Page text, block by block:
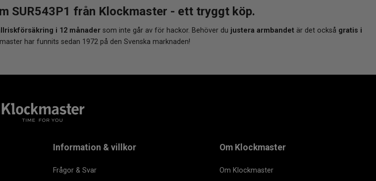
SUR543P1 från Klockmaster - ett tryggt köp.
i 12 månader som inte går av för hackor. Behöver du justera armbandet är det också gratis i
har funnits sedan 1972 på den Svenska marknaden!
Information & villkor
Frågor & Svar
Om Klockmaster
Om Klockmaster